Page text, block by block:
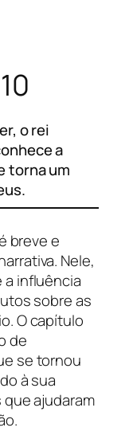
o rei
a
torna um
breve e
Nele,
influência
sobre as
O capítulo
de
se tornou
à sua
ajudaram